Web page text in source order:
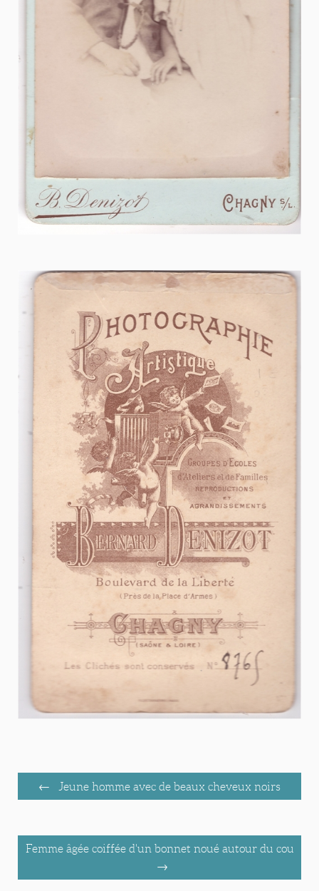
Jeune homme avec de beaux cheveux noirs
Femme âgée coiffée d'un bonnet noué autour du cou